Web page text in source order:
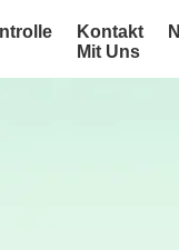
Kontakt
Mit Uns